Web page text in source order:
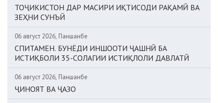
ТОҶИКИСТОН ДАР МАСИРИ ИҚТИСОДИ РАҚАМӢ ВА
ЗЕҲНИ СУНЪӢ
06 август 2026, Панҷшанбе
СПИТАМЕН. БУНЁДИ ИНШООТИ ҶАШНӢ БА
ИСТИҚБОЛИ 35-СОЛАГИИ ИСТИҚЛОЛИ ДАВЛАТӢ
06 август 2026, Панҷшанбе
ҶИНОЯТ ВА ҶАЗО